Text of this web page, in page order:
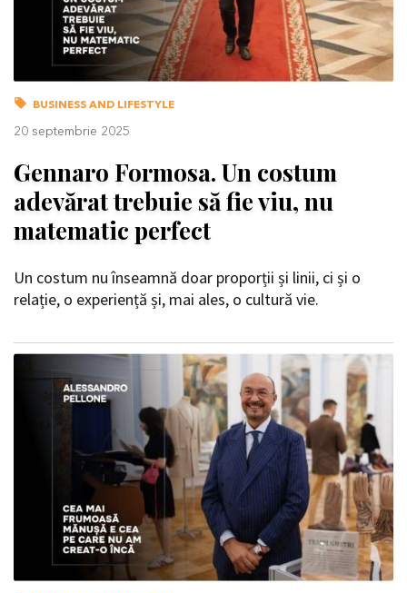
BUSINESS AND LIFESTYLE
20 septembrie 2025
Gennaro Formosa. Un costum
adevărat trebuie să fie viu, nu
matematic perfect
Un costum nu înseamnă doar proporții și linii, ci și o
relație, o experiență și, mai ales, o cultură vie.